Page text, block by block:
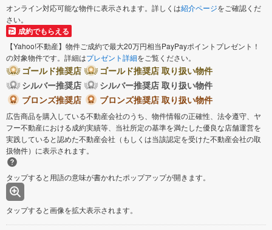
オンライン対応可能な物件に表示されます。詳しくは紹介ページをご確認くだ
さい。
成約でもらえる
【Yahoo!不動産】物件ご成約で最大20万円相当PayPayポイントプレゼント！
の対象物件です。詳細はプレゼント詳細をご覧ください。
ゴールド推奨店
ゴールド推奨店 取り扱い物件
シルバー推奨店
シルバー推奨店 取り扱い物件
ブロンズ推奨店
ブロンズ推奨店 取り扱い物件
広告商品を購入している不動産会社のうち、物件情報の正確性、法令遵守、ヤ
フー不動産における成約実績等、当社所定の基準を満たした優良な店舗運営を
実践していると認めた不動産会社（もしくは当該認定を受けた不動産会社の取
扱物件）に表示されます。
タップすると用語の意味が書かれたポップアップが開きます。
タップすると画像を拡大表示されます。